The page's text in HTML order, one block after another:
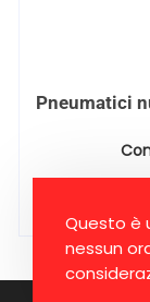
Questo è
nessun
Pneumatici